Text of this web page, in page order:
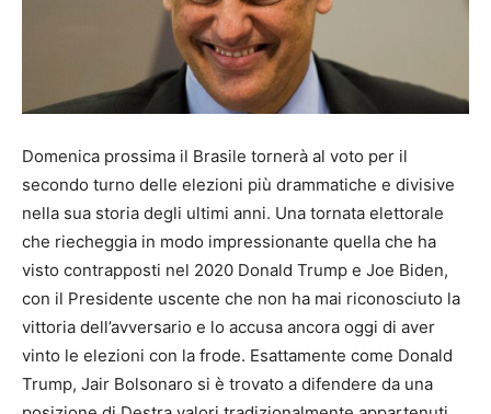
Domenica prossima il Brasile tornerà al voto per il
secondo turno delle elezioni più drammatiche e divisive
nella sua storia degli ultimi anni. Una tornata elettorale
che riecheggia in modo impressionante quella che ha
visto contrapposti nel 2020 Donald Trump e Joe Biden,
con il Presidente uscente che non ha mai riconosciuto la
vittoria dell’avversario e lo accusa ancora oggi di aver
vinto le elezioni con la frode. Esattamente come Donald
Trump, Jair Bolsonaro si è trovato a difendere da una